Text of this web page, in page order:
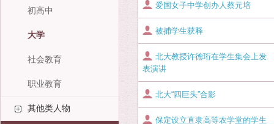
初高中
大学
社会教育
职业教育
其他类人物
爱国女子中学创办人蔡元培
被捕学生获释
北大教授许德珩在学生集会上发
表演讲
北大“四巨头”合影
保定设立直隶高等农学堂的学生